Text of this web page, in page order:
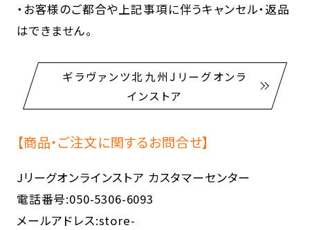
・お客様のご都合や上記事項に伴うキャンセル・返品
はできません。
ギラヴァンツ北九州Jリーグオンラ
インストア
【商品・ご注文に関するお問合せ】
Jリーグオンラインストア カスタマーセンター
電話番号:050-5306-6093
メールアドレス:store-